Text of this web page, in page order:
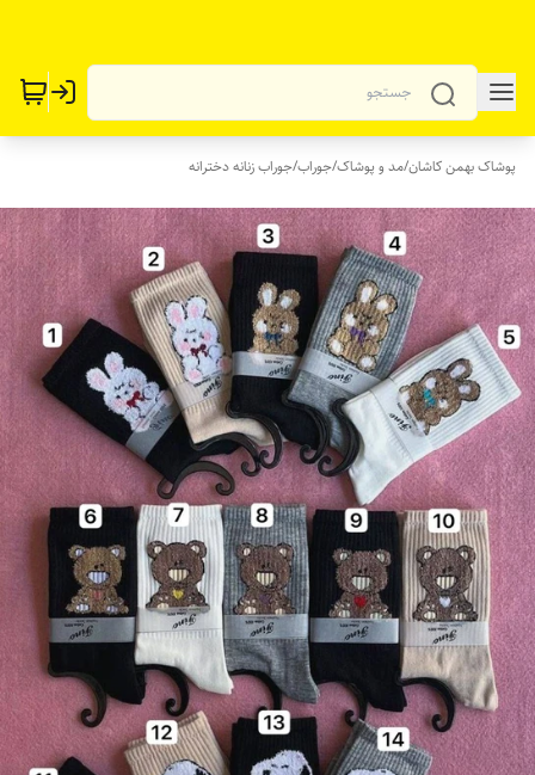
پوشاک بهمن کاشان/مد و پوشاک/جوراب/جوراب زنانه دخترانه